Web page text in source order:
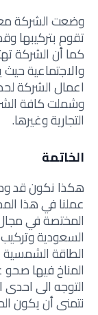
وضعت الشركة
تقوم بتركيبها
كما أن الشركة
والاجتماعية
وشملت كافة
التجارية وغيرها.
الخاتمة
هكذا نكون قد
عملنا في هذا
المختصة في
السعودية
الطاقة
المناخ فيها صحو
التوجه الى احدى
نتمنى أن يكون